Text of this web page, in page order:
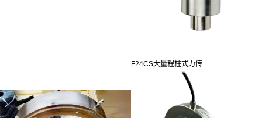
F24CS大量程柱式力传...